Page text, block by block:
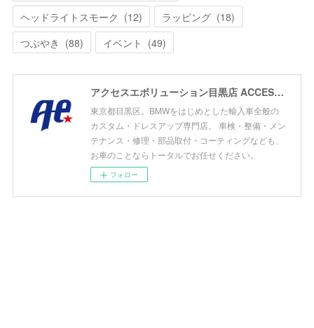
ヘッドライトスモーク (12) ラッピング (18)
つぶやき (88) イベント (49)
アクセスエボリューション目黒店 ACCESS EVOLUTION MEGURO
東京都目黒区。BMWをはじめとした輸入車全般の
カスタム・ドレスアップ専門店。 車検・整備・メン
テナンス・修理・部品取付・コーティングなども、
お車のことならトータルでお任せください。
フォロー